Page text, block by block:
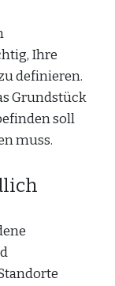
Ihre
definieren.
Grundstück
soll
muss.